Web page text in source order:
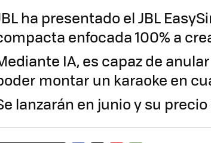
ha presentado el JBL
enfocada 100% a
IA, es capaz de
montar un karaoke en
lanzarán en junio y su